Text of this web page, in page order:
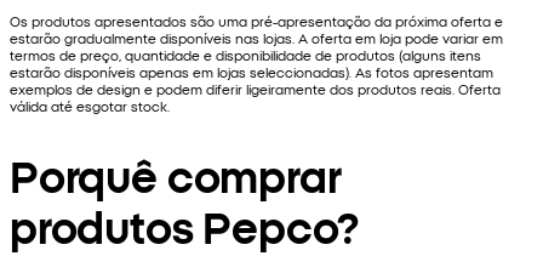
Os produtos apresentados são uma pré-apresentação da próxima oferta e
estarão gradualmente disponíveis nas lojas. A oferta em loja pode variar em
termos de preço, quantidade e disponibilidade de produtos (alguns itens
estarão disponíveis apenas em lojas seleccionadas). As fotos apresentam
exemplos de design e podem diferir ligeiramente dos produtos reais. Oferta
válida até esgotar stock.
Porquê comprar
produtos Pepco?